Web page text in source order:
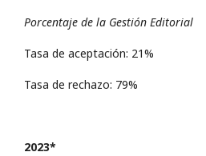
Porcentaje de la Gestión Editorial
Tasa de aceptación: 21%
Tasa de rechazo: 79%
2023*